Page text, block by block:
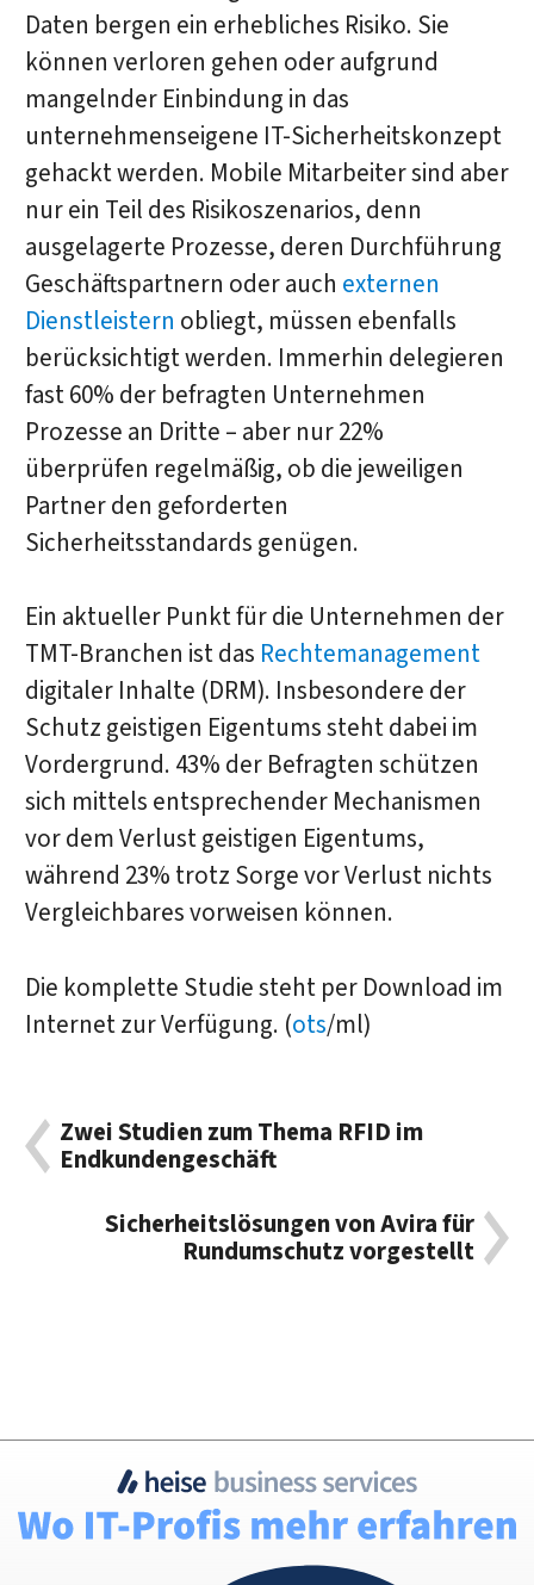
Daten bergen ein erhebliches Risiko. Sie
können verloren gehen oder aufgrund
mangelnder Einbindung in das
unternehmenseigene IT-Sicherheitskonzept
gehackt werden. Mobile Mitarbeiter sind aber
nur ein Teil des Risikoszenarios, denn
ausgelagerte Prozesse, deren Durchführung
Geschäftspartnern oder auch externen
Dienstleistern obliegt, müssen ebenfalls
berücksichtigt werden. Immerhin delegieren
fast 60% der befragten Unternehmen
Prozesse an Dritte – aber nur 22%
überprüfen regelmäßig, ob die jeweiligen
Partner den geforderten
Sicherheitsstandards genügen.
Ein aktueller Punkt für die Unternehmen der
TMT-Branchen ist das Rechtemanagement
digitaler Inhalte (DRM). Insbesondere der
Schutz geistigen Eigentums steht dabei im
Vordergrund. 43% der Befragten schützen
sich mittels entsprechender Mechanismen
vor dem Verlust geistigen Eigentums,
während 23% trotz Sorge vor Verlust nichts
Vergleichbares vorweisen können.
Die komplette Studie steht per Download im
Internet zur Verfügung. (ots/ml)
Zwei Studien zum Thema RFID im
Endkundengeschäft
Sicherheitslösungen von Avira für
Rundumschutz vorgestellt